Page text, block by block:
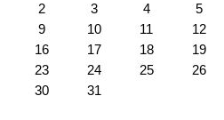
2
3 4 5
9
10 11 12
16
17 18 19
23
24 25 26
30
31